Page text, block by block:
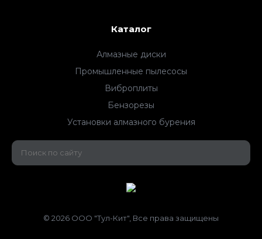
Каталог
Алмазные диски
Промышленные пылесосы
Виброплиты
Бензорезы
Установки алмазного бурения
© 2026 ООО "Тул-Кит", Все права защищены